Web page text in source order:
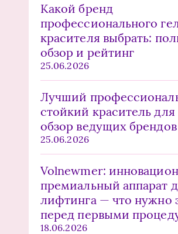
Какой бренд
профессионального
красителя выбрать:
обзор и рейтинг
25.06.2026
Лучший
стойкий краситель для
обзор ведущих брендов
25.06.2026
Volnewmer:
премиальный аппарат
лифтинга — что нужно
перед первыми
18.06.2026